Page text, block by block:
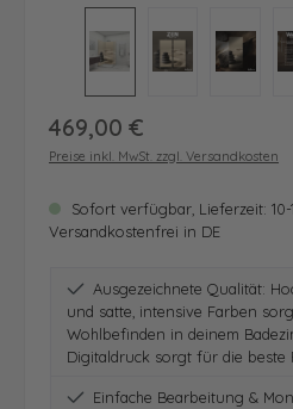
Regulärer Preis:
469,00 €
Preise inkl. MwSt. zzgl. Versandkosten
Sofort verfügbar, Lieferzeit:
Versandkostenfrei in DE
Ausgezeichnete Qualität:
und satte, intensive Farben
Wohlbefinden in deinem
Digitaldruck sorgt für die beste
Einfache Bearbeitung &